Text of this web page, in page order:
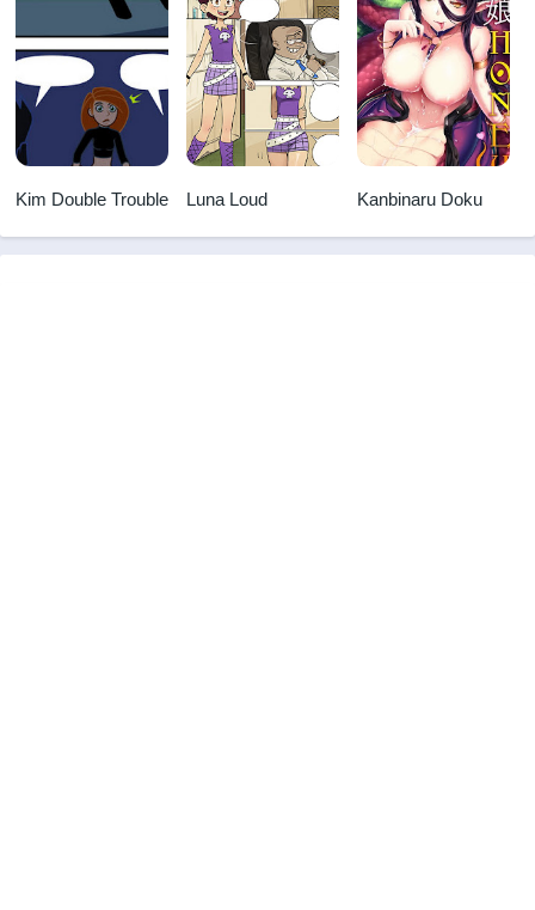
Kim Double Trouble Luna Loud Kanbinaru Doku